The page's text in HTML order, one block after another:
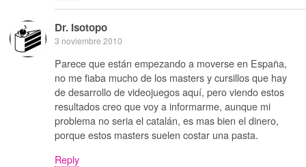
Dr. Isotopo
3 noviembre 2010
Parece que están empezando a moverse en España,
no me fiaba mucho de los masters y cursillos que hay
de desarrollo de videojuegos aquí, pero viendo estos
resultados creo que voy a informarme, aunque mi
problema no seria el catalán, es mas bien el dinero,
porque estos masters suelen costar una pasta.
Reply